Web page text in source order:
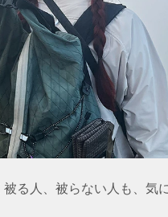
被る人、被らない人も、気